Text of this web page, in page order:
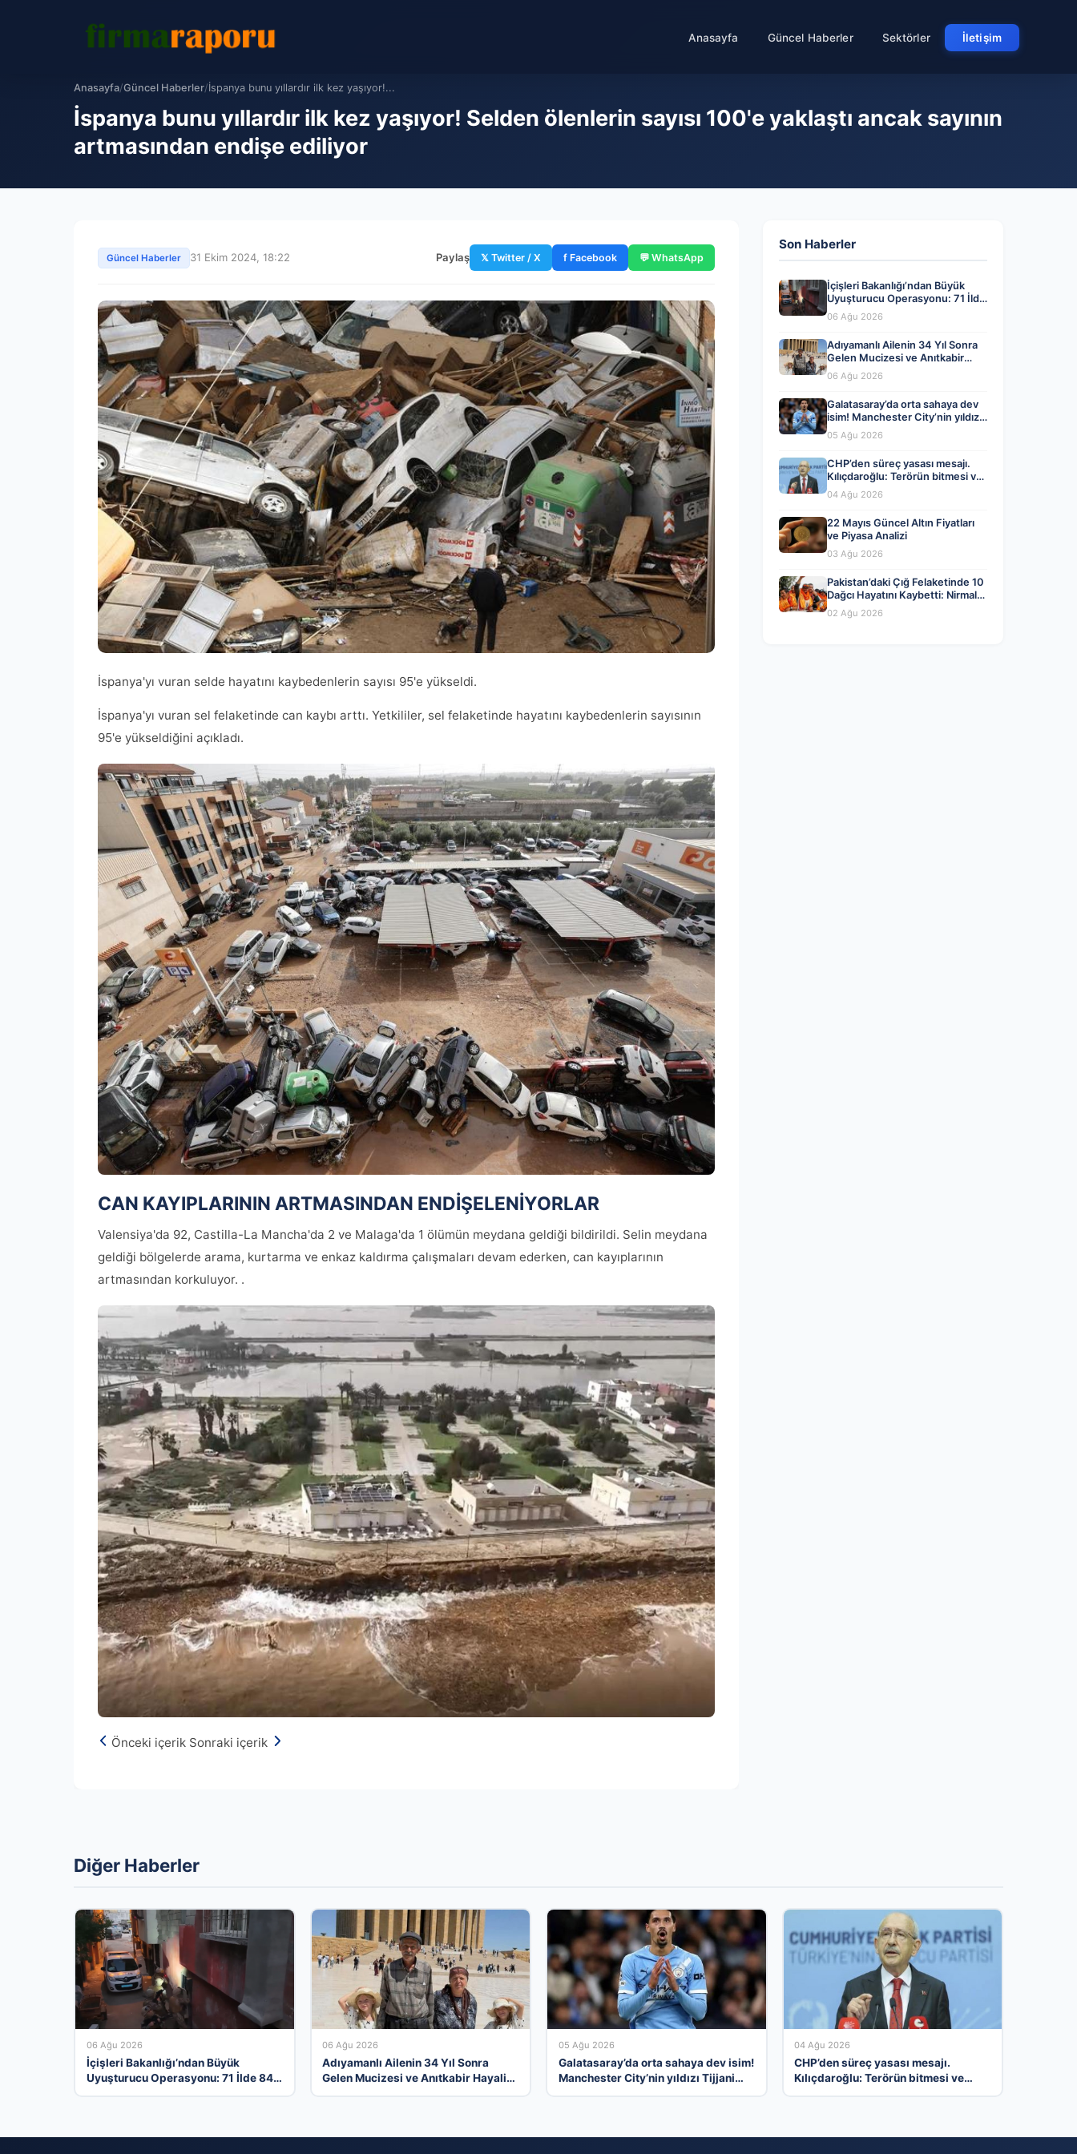
Anasayfa Güncel Haberler Sektörler İletişim
Anasayfa/Güncel Haberler/İspanya bunu yıllardır ilk kez yaşıyor!...
İspanya bunu yıllardır ilk kez yaşıyor! Selden ölenlerin sayısı 100'e yaklaştı ancak sayının
artmasından endişe ediliyor
Güncel Haberler 31 Ekim 2024, 18:22 Paylaş 𝕏 Twitter / X f Facebook 💬 WhatsApp
İspanya'yı vuran selde hayatını kaybedenlerin sayısı 95'e yükseldi.
İspanya'yı vuran sel felaketinde can kaybı arttı. Yetkililer, sel felaketinde hayatını kaybedenlerin sayısının
95'e yükseldiğini açıkladı.
CAN KAYIPLARININ ARTMASINDAN ENDİŞELENİYORLAR
Valensiya'da 92, Castilla-La Mancha'da 2 ve Malaga'da 1 ölümün meydana geldiği bildirildi. Selin meydana
geldiği bölgelerde arama, kurtarma ve enkaz kaldırma çalışmaları devam ederken, can kayıplarının
artmasından korkuluyor. .
Önceki içerik Sonraki içerik
Son Haberler
İçişleri Bakanlığı’ndan Büyük
Uyuşturucu Operasyonu: 71 İlde
844 Kişi Tutuklandı
06 Ağu 2026
Adıyamanlı Ailenin 34 Yıl Sonra
Gelen Mucizesi ve Anıtkabir
Hayali Gerçek Oldu
06 Ağu 2026
Galatasaray’da orta sahaya dev
isim! Manchester City’nin yıldızı
Tijjani Reijnders
05 Ağu 2026
CHP’den süreç yasası mesajı.
Kılıçdaroğlu: Terörün bitmesi ve
üniter devlet kırmızı çizgimiz
04 Ağu 2026
22 Mayıs Güncel Altın Fiyatları
ve Piyasa Analizi
03 Ağu 2026
Pakistan’daki Çığ Felaketinde 10
Dağcı Hayatını Kaybetti: Nirmal
Purja ve Ekip Arkadaşları
Aramızdan Ayrıldı
02 Ağu 2026
Diğer Haberler
06 Ağu 2026
İçişleri Bakanlığı’ndan Büyük
Uyuşturucu Operasyonu: 71 İlde 844
06 Ağu 2026
Adıyamanlı Ailenin 34 Yıl Sonra
Gelen Mucizesi ve Anıtkabir Hayali
05 Ağu 2026
Galatasaray’da orta sahaya dev isim!
Manchester City’nin yıldızı Tijjani
04 Ağu 2026
CHP’den süreç yasası mesajı.
Kılıçdaroğlu: Terörün bitmesi ve